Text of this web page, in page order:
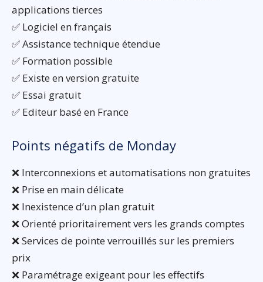
applications tierces
✅ Logiciel en français
✅ Assistance technique étendue
✅ Formation possible
✅ Existe en version gratuite
✅ Essai gratuit
✅ Editeur basé en France
Points négatifs de Monday
❌ Interconnexions et automatisations non gratuites
❌ Prise en main délicate
❌ Inexistence d’un plan gratuit
❌ Orienté prioritairement vers les grands comptes
❌ Services de pointe verrouillés sur les premiers
prix
❌ Paramétrage exigeant pour les effectifs